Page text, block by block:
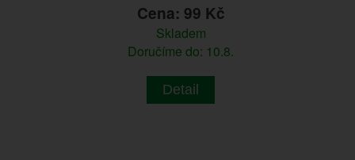
Cena: 99 Kč
Skladem
Doručíme do: 10.8.
Detail